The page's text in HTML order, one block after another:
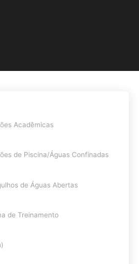
Acadêmicas
de Piscina/Águas Confinadas
de Águas Abertas
de Treinamento